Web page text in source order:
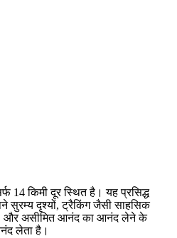
14 किमी दूर स्थित है। यह प्रसिद्ध
सुरम्य दृश्यों, ट्रैकिंग जैसी साहसिक
है, और असीमित आनंद का आनंद लेने के
लेता है।